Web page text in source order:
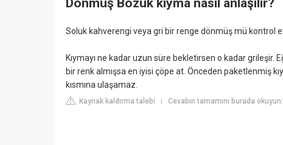
Donmuş Bozuk kıyma nasıl anlaşılır?
Soluk kahverengi veya gri bir renge dönmüş mü kontrol
Kıymayı ne kadar uzun süre bekletirsen o kadar grileşir.
bir renk almışsa en iyisi çöpe at. Önceden paketlenmiş
kısmına ulaşamaz.
Kaynak kaldırma talebi | Cevabın tamamını burada